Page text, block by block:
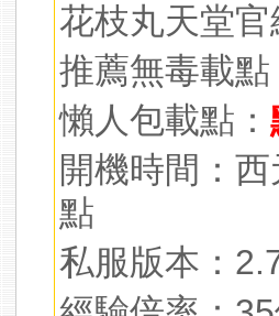
花枝丸天堂官
推薦無毒載點
懶人包載點：
開機時間：
點
私服版本：